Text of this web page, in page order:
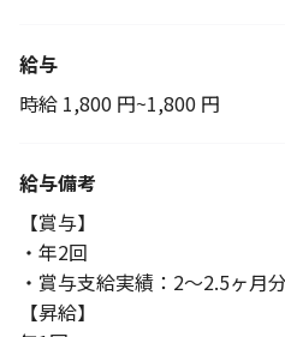
給与
時給 1,800 円~1,800 円
給与備考
【賞与】
・年2回
・賞与支給実績：2～2.5ヶ月
【昇給】